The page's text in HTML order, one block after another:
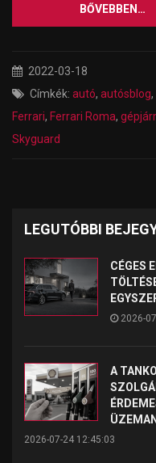
BŐVEBBEN…
2022-03-18
Címkék: autó, autósblog,
Ferrari, Ferrari Roma,
Skyguard
LEGUTÓBBI
CÉGES
2026-
A
2026-07-24 12:45:03